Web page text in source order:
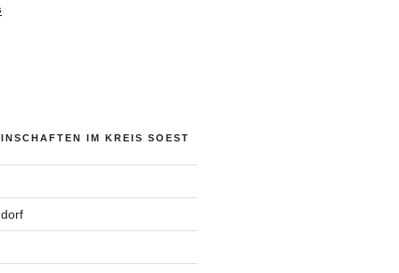
IM KREIS SOEST